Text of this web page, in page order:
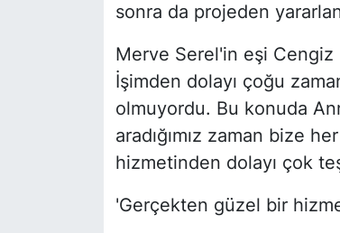
sonra da projeden
Merve Serel'in eşi
İşimden dolayı çoğu
olmuyordu. Bu konuda
aradığımız zaman bize
hizmetinden dolayı çok
'Gerçekten güzel bir